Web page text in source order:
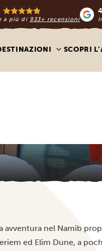
a più di 933+ recensioni
SCOPRI
avventura nel Namib
ed Elim Dune, a